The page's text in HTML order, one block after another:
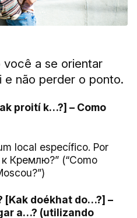
você a se orientar
e não perder o ponto.
proití k…?] – Como
local específico. Por
Кремлю?” (“Como
[Kak doékhat do…?] –
a…? (utilizando